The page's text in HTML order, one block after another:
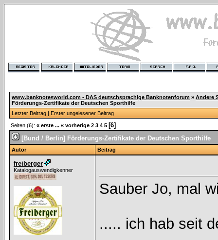
www.banknotesworld.com - DAS deutschsprachige Banknotenforum » Andere
Förderungs-Zertifikate der Deutschen Sporthilfe
Letzter Beitrag | Erster ungelesener Beitrag
Seiten (6): « erste ... « vorherige 2 3 4 5 [6]
[Bund / Berlin] Förderungs-Zertifikate der Deutschen Sporthilfe
Autor Beitrag
freiberger
Katalogauswendigkenner
Sauber Jo, mal
..... ich hab seit